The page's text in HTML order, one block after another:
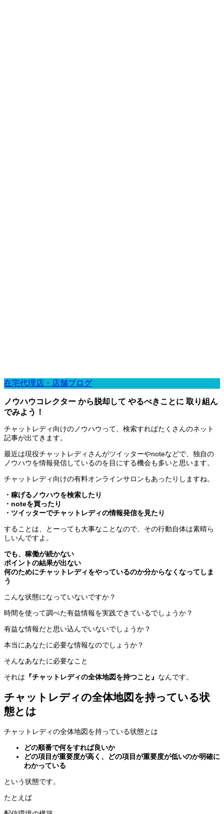
在宅代理店・店舗ブログ
ノウハウコレクター から脱却して やるべきことに 取り組ん
でみよう！
チャットレディ向けのノウハウって、検索すればたくさんのネット
記事が出てきます。
最近は現役チャットレディさんがツイッターやnoteなどで、独自の
ノウハウを情報発信しているのを目にする機会も多いと思います。
チャットレディ向けの有料オンラインサロンもあったりしますね。
・稼げるノウハウを検索したり
・noteを買ったり
・ツイッターでチャットレディの情報発信を見たり
することは、とーっても大事なことなので、その行動自体は素晴ら
しいんですよ。
でも、稼働が続かない
ポイントの結果が出ない
何のためにチャットレディをやっているのか分からなくなってしま
う
こんな状態になっていないですか？
時間を使って調べた有益情報を実践できているでしょうか？
有益な情報だと思い込んでいないでしょうか？
本当にあなたに必要な情報なのでしょうか？
そんなあなたに必要なこと
それは 『チャットレディの全体地図を持つこと』 なんです。
チャットレディの全体地図を持っている状
態とは
チャットレディの全体地図を持っている状態とは
どの順番で何をすれば良いか
どの項目が重要度が高く、どの項目が重要度が低いのか明確に
わかっている
という状態です。
たとえば